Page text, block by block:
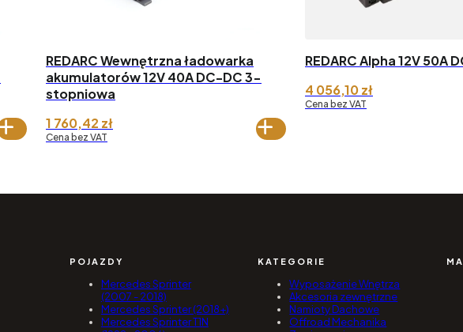
REDARC Wewnętrzna ładowarka
akumulatorów 12V 40A DC-DC 3-
stopniowa
1 760,42 zł
Cena bez VAT
REDARC Alpha 12V 50A
4 056,10zł
Cena bez VAT
POJAZDY
Mercedes Sprinter
(2007 - 2018)
Mercedes Sprinter (2018+)
Mercedes Sprinter T1N
KATEGORIE
Wyposażenie Wnętrza
Akcesoria zewnętrzne
Namioty Dachowe
Offroad Mechanika